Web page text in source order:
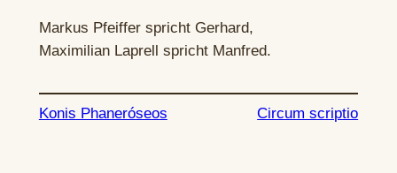
Markus Pfeiffer spricht Gerhard,
Maximilian Laprell spricht Manfred.
Konis Phaneróseos Circum scriptio